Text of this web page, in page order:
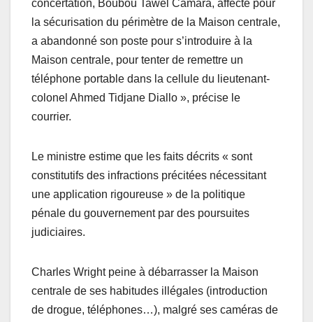
concertation, Boubou Tawel Camara, affecté pour
la sécurisation du périmètre de la Maison centrale,
a abandonné son poste pour s’introduire à la
Maison centrale, pour tenter de remettre un
téléphone portable dans la cellule du lieutenant-
colonel Ahmed Tidjane Diallo », précise le
courrier.
Le ministre estime que les faits décrits « sont
constitutifs des infractions précitées nécessitant
une application rigoureuse » de la politique
pénale du gouvernement par des poursuites
judiciaires.
Charles Wright peine à débarrasser la Maison
centrale de ses habitudes illégales (introduction
de drogue, téléphones…), malgré ses caméras de